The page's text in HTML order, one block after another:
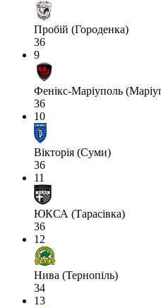
Пробій (Городенка)
36
9
Фенікс-Маріуполь
36
10
Вікторія (Суми)
36
11
ЮКСА (Тарасівка)
36
12
Нива (Тернопіль)
34
13